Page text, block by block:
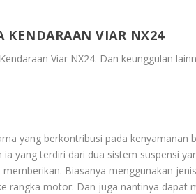
KENDARAAN VIAR NX24
Viar NX24. Dan keunggulan
yang berkontribusi pada kenyamanan
yang terdiri dari dua sistem suspensi
Biasanya menggunakan
rangka motor. Dan juga nantinya dapat